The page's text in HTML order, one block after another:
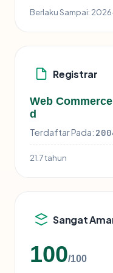
Berlaku Sampai:
Registrar
Web
d
Terdaftar Pada:
21.7 tahun
Sangat
100/100